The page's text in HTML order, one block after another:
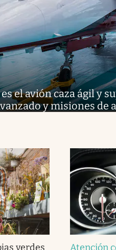
el avión caza ágil y
y misiones de
verdes Atención